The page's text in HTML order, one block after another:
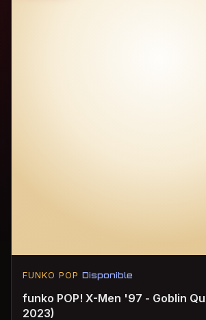
FUNKO POP Disponible
funko POP! X-Men '97 - Goblin
2023)